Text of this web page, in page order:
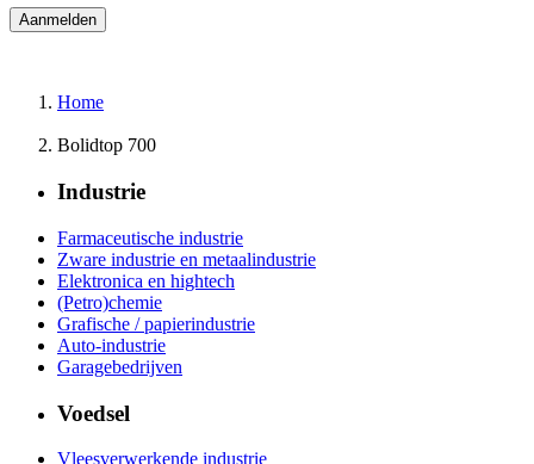
Home
Bolidtop 700
Industrie
Farmaceutische industrie
Zware industrie en metaalindustrie
Elektronica en hightech
(Petro)chemie
Grafische / papierindustrie
Auto-industrie
Garagebedrijven
Voedsel
Vleesverwerkende industrie